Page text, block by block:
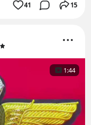
41 15
1:44